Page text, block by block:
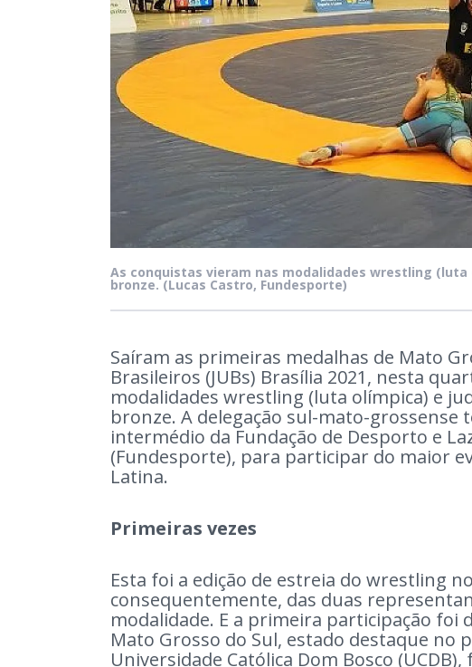
As conquistas vieram nas modalidades wrestling
bronze.(Lucas Castro, Fundesporte)
Saíram as primeiras medalhas de Mato
Brasileiros (JUBs) Brasília 2021, nesta
modalidades wrestling (luta olímpica) e
bronze. A delegação sul-mato-grossense
intermédio da Fundação de Desporto e
(Fundesporte), para participar do maior
Latina.
Primeiras vezes
Esta foi a edição de estreia do wrestling
consequentemente, das duas
modalidade. E a primeira participação
Mato Grosso do Sul, estado destaque no
Universidade Católica Dom Bosco